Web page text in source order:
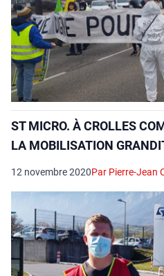
ST MICRO. À CROLLES
LA MOBILISATION
12 novembre 2020Par Pierre-Jean